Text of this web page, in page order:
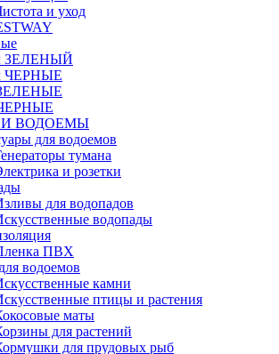
и уход
ЗЕЛЕНЫЙ
ЧЕРНЫЕ
ВОДОЕМЫ
для водоемов
тумана
и розетки
для водопадов
водопады
ПВХ
водоемов
камни
птицы и растения
маты
для растений
для прудовых рыб